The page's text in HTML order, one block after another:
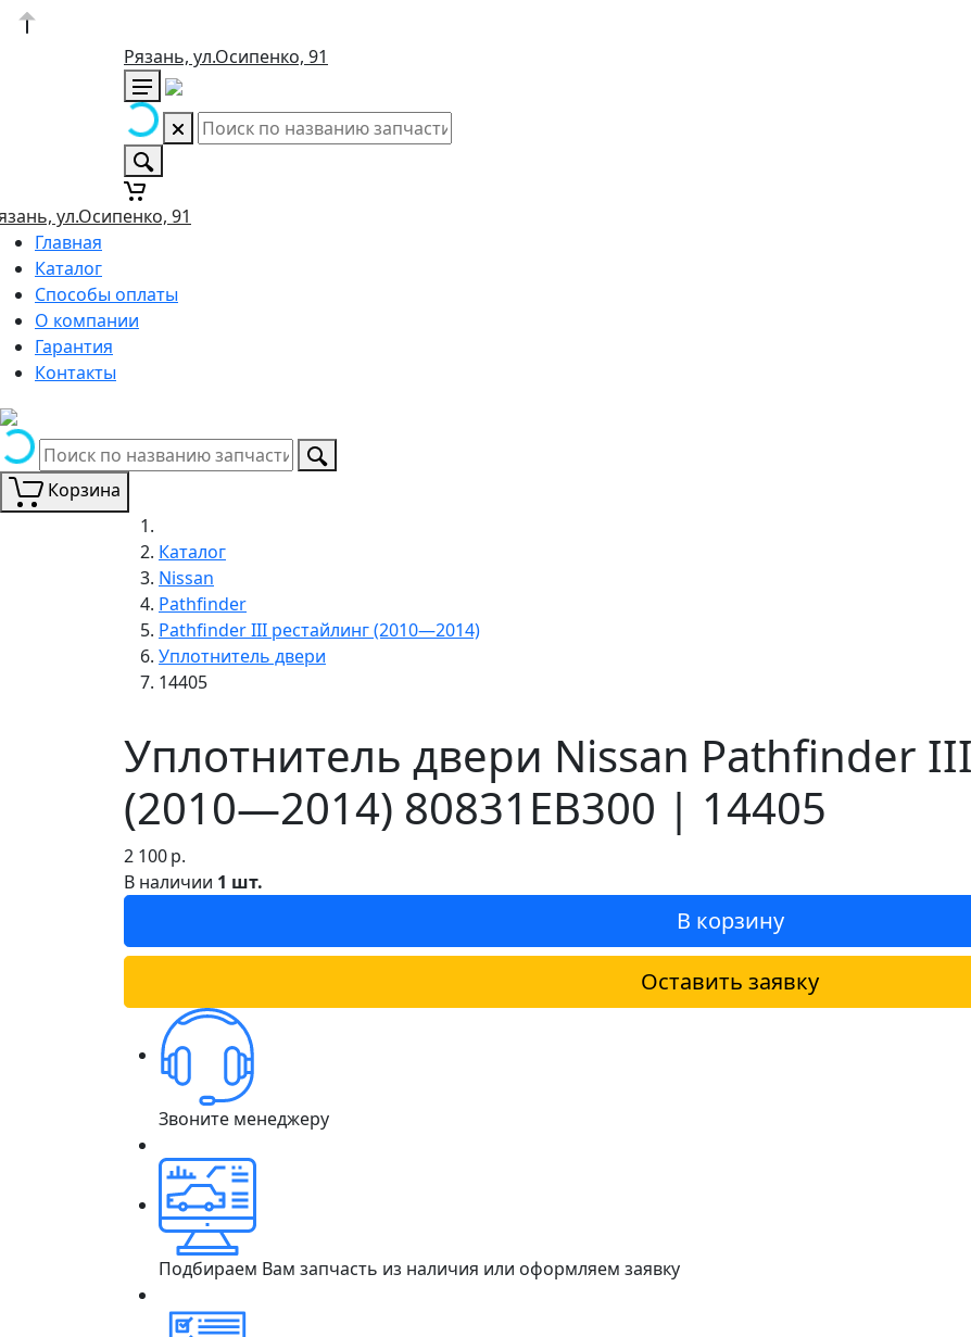
Рязань, ул.Осипенко, 91
ул.Осипенко, 91
Главная
Каталог
Способы оплаты
О компании
Гарантия
Контакты
Корзина
Каталог
Nissan
Pathfinder
Pathfinder III рестайлинг (2010—2014)
Уплотнитель двери
14405
Уплотнитель двери Nissan Pathfinder
(2010—2014) 80831EB300 | 14405
2 100р.
В наличии 1 шт.
В корзину
Оставить заявку
Звоните менеджеру
Подбираем Вам запчасть из наличия или оформляем заявку